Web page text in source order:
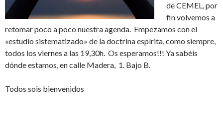
de CEMEL, por
fin volvemos a
retomar poco a poco nuestra agenda. Empezamos con el
«estudio sistematizado» de la doctrina espírita, como siempre,
todos los viernes a las 19,30h. Os esperamos!!! Ya sabéis
dónde estamos, en calle Madera, 1. Bajo B.
Todos sois bienvenidos